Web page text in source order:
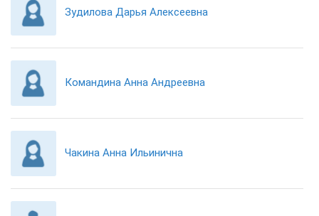
Зудилова Дарья Алексеевна
Командина Анна Андреевна
Чакина Анна Ильинична